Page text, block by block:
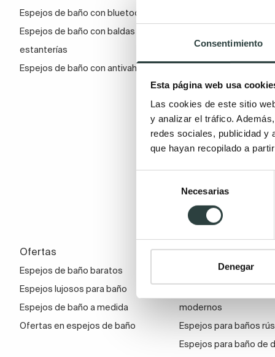
Consentimiento
Esta página web usa
Las cookies de este sitio
y analizar el tráfico.
redes sociales, publicidad y
que hayan recopilado a
consentimiento
Necesarias
Denegar
Espejos de baño con bluetooth
Espejos de baño con baldas y
estanterías
Espejos de baño con antivaho
Ofertas
Espejos de baño baratos
Espejos lujosos para baño
Espejos de baño a medida
Ofertas en espejos de baño
Estilo
Espejos para baños
modernos
Espejos para baños
Espejos para baño de